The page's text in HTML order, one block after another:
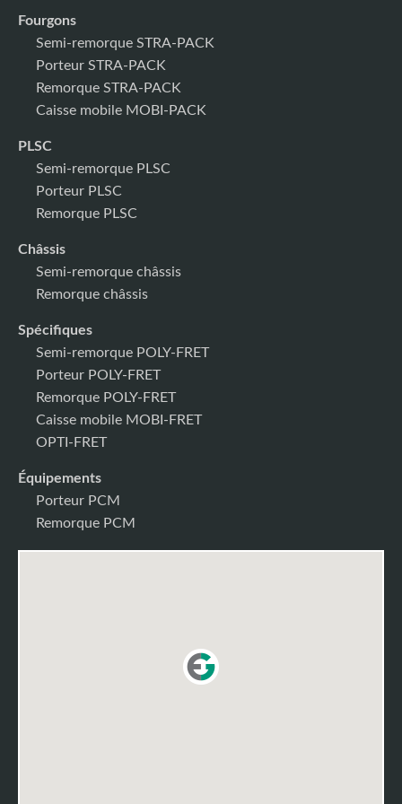
Fourgons
Semi-remorque STRA-PACK
Porteur STRA-PACK
Remorque STRA-PACK
Caisse mobile MOBI-PACK
PLSC
Semi-remorque PLSC
Porteur PLSC
Remorque PLSC
Châssis
Semi-remorque châssis
Remorque châssis
Spécifiques
Semi-remorque POLY-FRET
Porteur POLY-FRET
Remorque POLY-FRET
Caisse mobile MOBI-FRET
OPTI-FRET
Équipements
Porteur PCM
Remorque PCM